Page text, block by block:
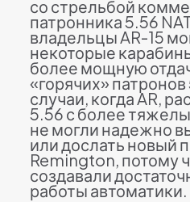
со стрельбой
патронника 5.56
владельцы AR-15
некоторые
более мощную
«горячих»
случаи, когда AR,
5.56 с более
не могли надежно
или дослать новый
Remington, потому
создавали
работы автоматики.